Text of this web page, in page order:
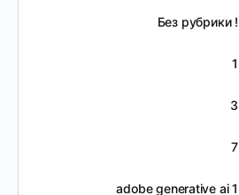
! Без рубрики
1
3
7
adobe generative ai 1